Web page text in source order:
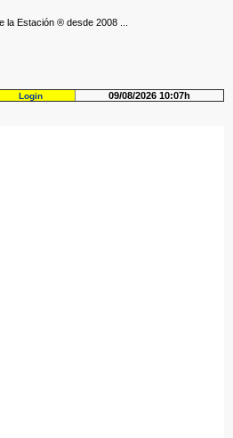
Estación ® desde 2008 ...
Login 09/08/2026 10:07h